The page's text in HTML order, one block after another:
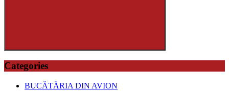
Search
Categories
BUCĂTĂRIA DIN AVION